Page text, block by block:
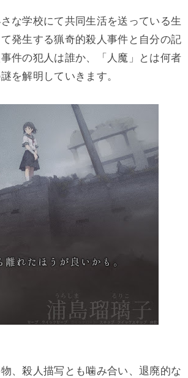
な学校にて共同生活を送っている生
発生する猟奇的殺人事件と自分の記
件の犯人は誰か、「人魔」とは何者
を解明していきます。
、殺人描写とも噛み合い、退廃的な